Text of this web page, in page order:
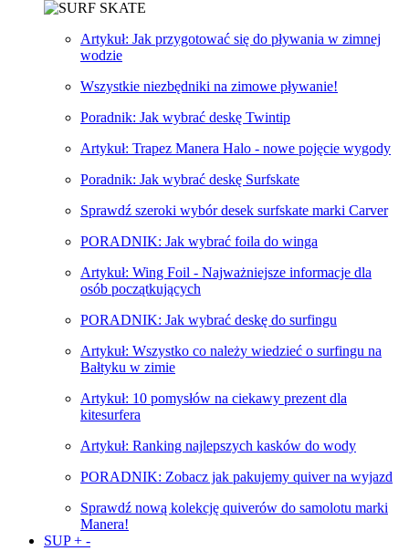
Artykuł: Jak przygotować się do pływania w zimnej
wodzie
Wszystkie niezbędniki na zimowe pływanie!
Poradnik: Jak wybrać deskę Twintip
Artykuł: Trapez Manera Halo - nowe pojęcie wygody
Poradnik: Jak wybrać deskę Surfskate
Sprawdź szeroki wybór desek surfskate marki Carver
PORADNIK: Jak wybrać foila do winga
Artykuł: Wing Foil - Najważniejsze informacje dla
osób początkujących
PORADNIK: Jak wybrać deskę do surfingu
Artykuł: Wszystko co należy wiedzieć o surfingu na
Bałtyku w zimie
Artykuł: 10 pomysłów na ciekawy prezent dla
kitesurfera
Artykuł: Ranking najlepszych kasków do wody
PORADNIK: Zobacz jak pakujemy quiver na wyjazd
Sprawdź nową kolekcję quiverów do samolotu marki
Manera!
SUP+ -